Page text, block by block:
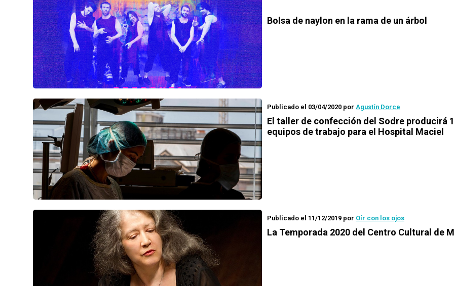
Bolsa de naylon en la rama de un árbol
Publicado el 03/04/2020 por Agustín Dorce
El taller de confección del Sodre producirá
equipos de trabajo para el Hospital Maciel
Publicado el 11/12/2019 por Oír con los ojos
La Temporada 2020 del Centro Cultural de